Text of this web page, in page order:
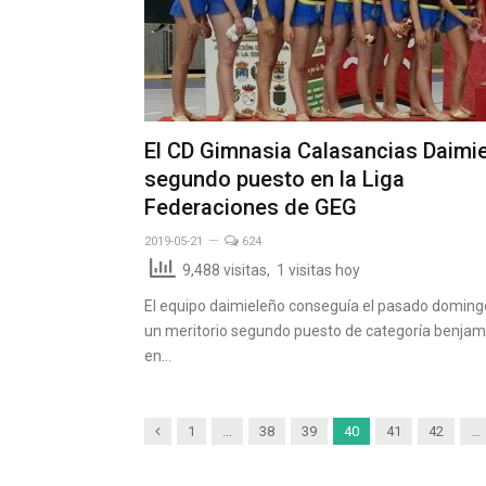
El CD Gimnasia Calasancias
segundo puesto en la Liga
Federaciones de GEG
2019-05-21 624
9,488 visitas, 1 visitas hoy
El equipo daimieleño conseguía el pasado
un meritorio segundo puesto de categoría
en…
Anterior
1 … 38 39 40 41 42 …